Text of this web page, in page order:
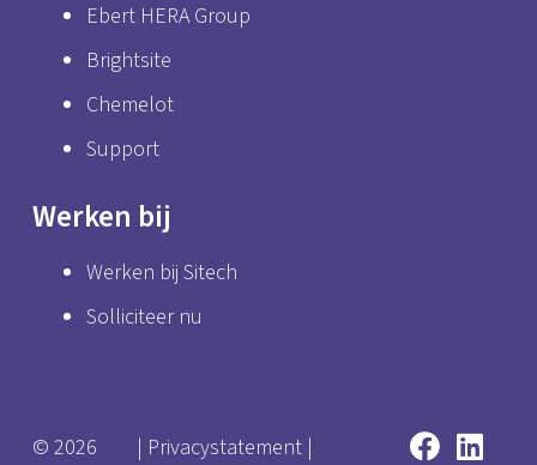
Ebert HERA Group
Brightsite
Chemelot
Support
Werken bij
Werken bij Sitech
Solliciteer nu
© 2026
| Privacystatement|